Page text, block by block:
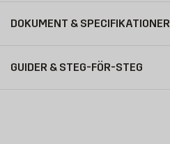
DOKUMENT & SPECIFIKATIONER
GUIDER & STEG-FÖR-STEG